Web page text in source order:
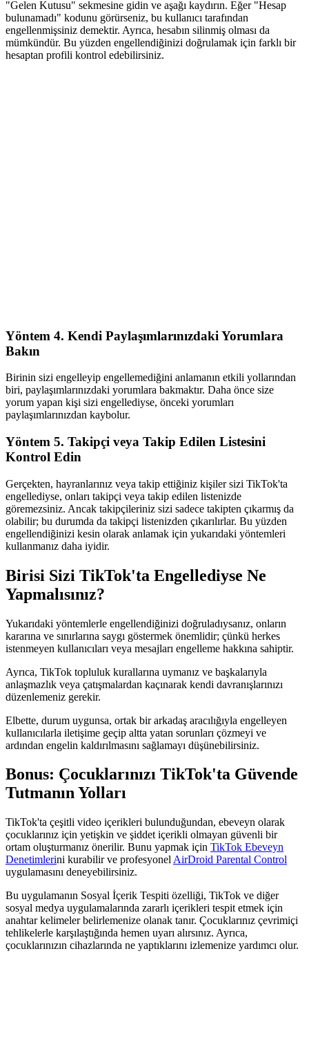
"Gelen Kutusu" sekmesine gidin ve aşağı kaydırın. Eğer "Hesap
bulunamadı" kodunu görürseniz, bu kullanıcı tarafından
engellenmişsiniz demektir. Ayrıca, hesabın silinmiş olması da
mümkündür. Bu yüzden engellendiğinizi doğrulamak için farklı bir
hesaptan profili kontrol edebilirsiniz.
Yöntem 4. Kendi Paylaşımlarınızdaki Yorumlara
Bakın
Birinin sizi engelleyip engellemediğini anlamanın etkili yollarından
biri, paylaşımlarınızdaki yorumlara bakmaktır. Daha önce size
yorum yapan kişi sizi engellediyse, önceki yorumları
paylaşımlarınızdan kaybolur.
Yöntem 5. Takipçi veya Takip Edilen Listesini
Kontrol Edin
Gerçekten, hayranlarınız veya takip ettiğiniz kişiler sizi TikTok'ta
engellediyse, onları takipçi veya takip edilen listenizde
göremezsiniz. Ancak takipçileriniz sizi sadece takipten çıkarmış da
olabilir; bu durumda da takipçi listenizden çıkarılırlar. Bu yüzden
engellendiğinizi kesin olarak anlamak için yukarıdaki yöntemleri
kullanmanız daha iyidir.
Birisi Sizi TikTok'ta Engellediyse Ne
Yapmalısınız?
Yukarıdaki yöntemlerle engellendiğinizi doğruladıysanız, onların
kararına ve sınırlarına saygı göstermek önemlidir; çünkü herkes
istenmeyen kullanıcıları veya mesajları engelleme hakkına sahiptir.
Ayrıca, TikTok topluluk kurallarına uymanız ve başkalarıyla
anlaşmazlık veya çatışmalardan kaçınarak kendi davranışlarınızı
düzenlemeniz gerekir.
Elbette, durum uygunsa, ortak bir arkadaş aracılığıyla engelleyen
kullanıcılarla iletişime geçip altta yatan sorunları çözmeyi ve
ardından engelin kaldırılmasını sağlamayı düşünebilirsiniz.
Bonus: Çocuklarınızı TikTok'ta Güvende
Tutmanın Yolları
TikTok'ta çeşitli video içerikleri bulunduğundan, ebeveyn olarak
çocuklarınız için yetişkin ve şiddet içerikli olmayan güvenli bir
ortam oluşturmanız önerilir. Bunu yapmak için TikTok Ebeveyn
Denetimlerini kurabilir ve profesyonel AirDroid Parental Control
uygulamasını deneyebilirsiniz.
Bu uygulamanın Sosyal İçerik Tespiti özelliği, TikTok ve diğer
sosyal medya uygulamalarında zararlı içerikleri tespit etmek için
anahtar kelimeler belirlemenize olanak tanır. Çocuklarınız çevrimiçi
tehlikelerle karşılaştığında hemen uyarı alırsınız. Ayrıca,
çocuklarınızın cihazlarında ne yaptıklarını izlemenize yardımcı olur.